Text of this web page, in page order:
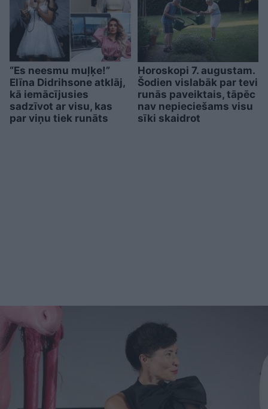
“Es neesmu muļķe!”
Elīna Didrihsone atklāj,
kā iemācījusies
sadzīvot ar visu, kas
par viņu tiek runāts
Horoskopi 7. augustam.
Šodien vislabāk par tevi
runās paveiktais, tāpēc
nav nepieciešams visu
sīki skaidrot